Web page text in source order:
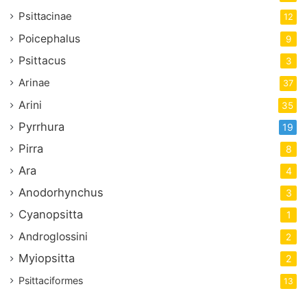
Psittacinae 12
Poicephalus 9
Psittacus 3
Arinae 37
Arini 35
Pyrrhura 19
Pirra 8
Ara 4
Anodorhynchus 3
Cyanopsitta 1
Androglossini 2
Myiopsitta
2
Psittaciformes
13